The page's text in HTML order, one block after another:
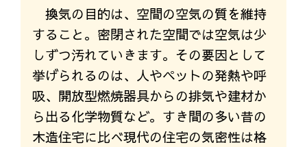
換気の目的は、空間の空気の質を維持
すること。密閉された空間では空気は少
しずつ汚れていきます。その要因として
挙げられるのは、人やペットの発熱や呼
吸、開放型燃焼器具からの排気や建材か
ら出る化学物質など。すき間の多い昔の
木造住宅に比べ現代の住宅の気密性は格